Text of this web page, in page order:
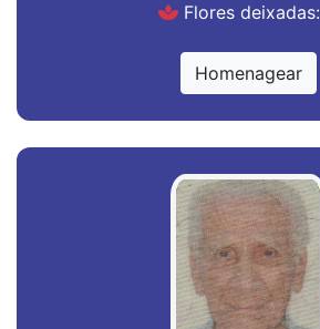
Flores deixadas:
Homenagear